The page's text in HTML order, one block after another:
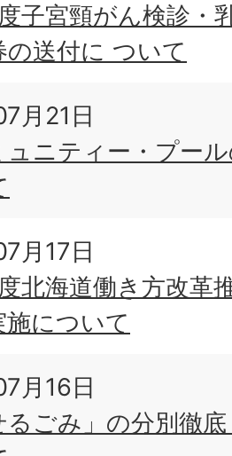
子宮頸がん検診・
の送付に ついて
月21日
ュニティー・プー
月17日
北海道働き方改革
について
月16日
るごみ」の分別徹